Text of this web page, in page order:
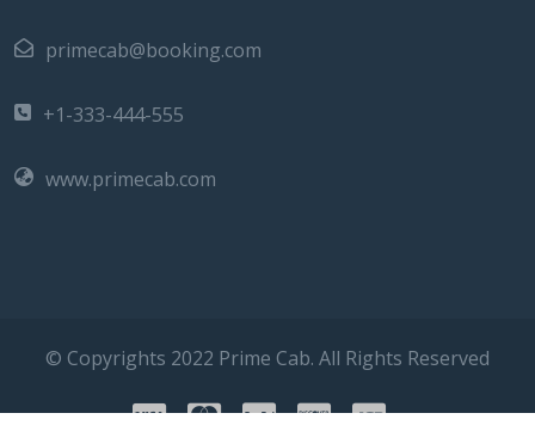
primecab@booking.com
+1-333-444-555
www.primecab.com
© Copyrights 2022 Prime Cab. All Rights Reserved